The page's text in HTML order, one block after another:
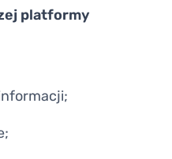
platformy